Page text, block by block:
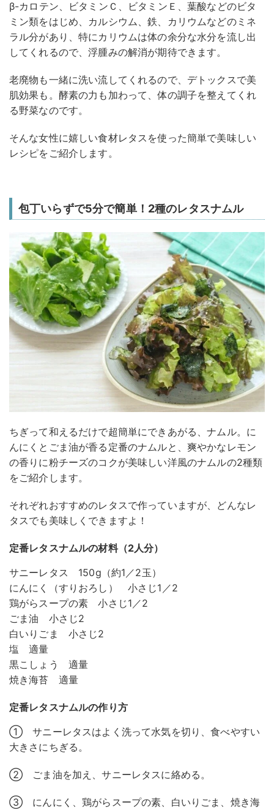
β-カロテン、ビタミンＣ、ビタミンＥ、葉酸などのビタ
ミン類をはじめ、カルシウム、鉄、カリウムなどのミネ
ラル分があり、特にカリウムは体の余分な水分を流し出
してくれるので、浮腫みの解消が期待できます。
老廃物も一緒に洗い流してくれるので、デトックスで美
肌効果も。酵素の力も加わって、体の調子を整えてくれ
る野菜なのです。
そんな女性に嬉しい食材レタスを使った簡単で美味しい
レシピをご紹介します。
包丁いらずで5分で簡単！2種のレタスナムル
ちぎって和えるだけで超簡単にできあがる、ナムル。に
んにくとごま油が香る定番のナムルと、爽やかなレモン
の香りに粉チーズのコクが美味しい洋風のナムルの2種類
をご紹介します。
それぞれおすすめのレタスで作っていますが、どんなレ
タスでも美味しくできますよ！
定番レタスナムルの材料（2人分）
サニーレタス 150g（約1／2玉）
にんにく（すりおろし） 小さじ1／2
鶏がらスープの素 小さじ1／2
ごま油 小さじ2
白いりごま 小さじ2
塩 適量
黒こしょう 適量
焼き海苔 適量
定番レタスナムルの作り方
① サニーレタスはよく洗って水気を切り、食べやすい
大きさにちぎる。
② ごま油を加え、サニーレタスに絡める。
③ にんにく、鶏がらスープの素、白いりごま、焼き海